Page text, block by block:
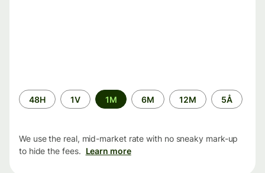
Time
period
48H 1V 1M 6M 12M 5Å
We use the real, mid-market rate with no sneaky mark-up
to hide the fees. Learn more